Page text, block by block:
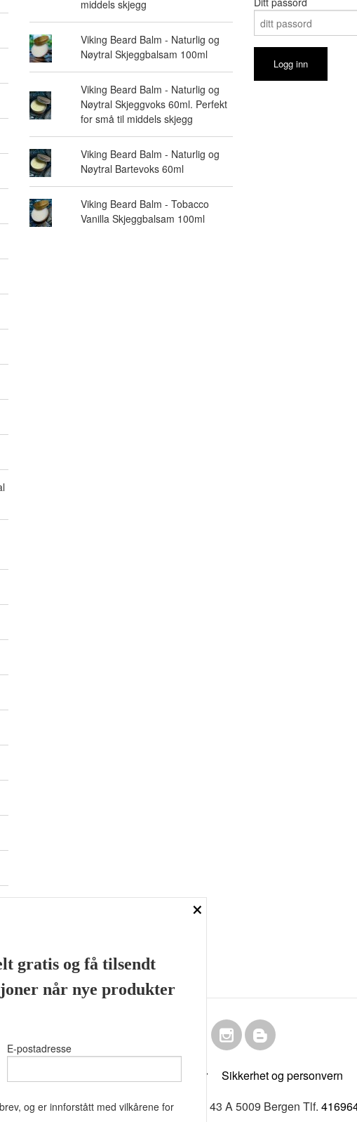
middels skjegg
Viking Beard Balm - Naturlig og
Nøytral Skjeggbalsam 100ml
Viking Beard Balm - Naturlig og
Nøytral Skjeggvoks 60ml. Perfekt
for små til middels skjegg
Viking Beard Balm - Naturlig og
Nøytral Bartevoks 60ml
Viking Beard Balm - Tobacco
Vanilla Skjeggbalsam 100ml
Kjøpsbetingelser Sikkerhet og personvern
House & Beard Co Fløenbakken 43 A 5009 Bergen Tlf.
×
gratis og få tilsendt
når nye produkter
E-postadresse
og er innforstått med vilkårene for